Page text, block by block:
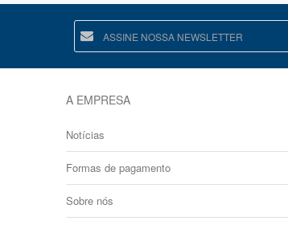
A EMPRESA
Notícias
Formas de pagamento
Sobre nós